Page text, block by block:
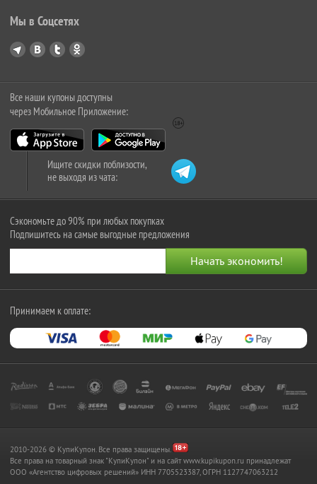
Мы в Соцсетях
Все наши купоны доступны
через Мобильное Приложение:
Ищите скидки поблизости,
не выходя из чата:
Сэкономьте до 90% при любых покупках
Подпишитесь на самые выгодные предложения
Принимаем к оплате:
2010-2026 © КупиКупон. Все права защищены.
Все права на товарный знак "КупиКупон" и на сайт www.kupikupon.ru принадлежат
OOO «Агентство цифровых решений» ИНН 7705523387, ОГРН 1127747063212